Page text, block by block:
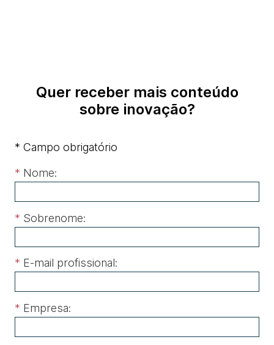
Quer receber mais conteúdo
sobre inovação?
* Campo obrigatório
* Nome:
* Sobrenome:
* E-mail profissional:
* Empresa: